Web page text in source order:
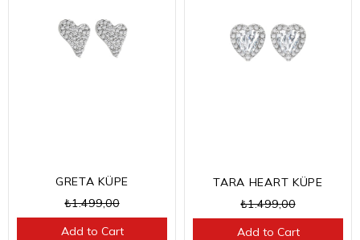
GRETA KÜPE
₺1.499,00
Add to Cart
TARA HEART KÜPE
₺1.499,00
Add to Cart